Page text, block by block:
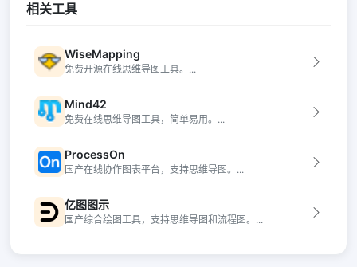
相关工具
WiseMapping
免费开源在线思维导图工具。...
Mind42
免费在线思维导图工具，简单易用。...
ProcessOn
国产在线协作图表平台，支持思维导图。...
亿图图示
国产综合绘图工具，支持思维导图和流程图。...